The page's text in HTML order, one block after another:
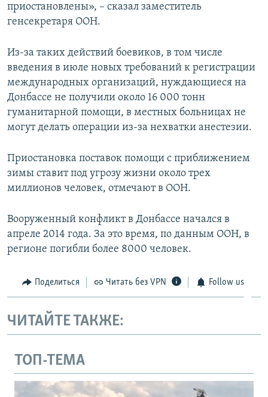
приостановлены», – сказал заместитель
генсекретаря ООН.
Из-за таких действий боевиков, в том числе
введения в июле новых требований к регистрации
международных организаций, нуждающиеся на
Донбассе не получили около 16 000 тонн
гуманитарной помощи, в местных больницах не
могут делать операции из-за нехватки анестезии.
Приостановка поставок помощи с приближением
зимы ставит под угрозу жизни около трех
миллионов человек, отмечают в ООН.
Вооруженный конфликт в Донбассе начался в
апреле 2014 года. За это время, по данным ООН, в
регионе погибли более 8000 человек.
Поделиться Читать без VPN Follow us
ЧИТАЙТЕ ТАКЖЕ:
ТОП-ТЕМА